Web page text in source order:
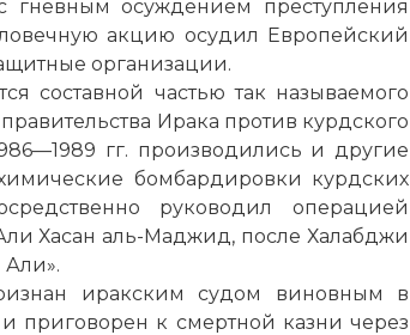
осуждением преступления
акцию осудил Европейский
организации.
составной частью так называемого
Ирака против курдского
гг. производились и другие
бомбардировки курдских
руководил операцией
Хасан аль-Маджид, после Халабджи
иракским судом виновным в
приговорен к смертной казни через